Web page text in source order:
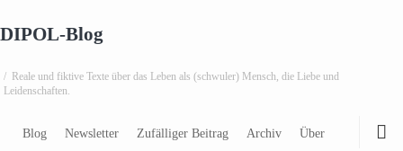
DIPOL-Blog
/
Reale und fiktive Texte über das Leben als (schwuler) Mensch, die Liebe und
Leidenschaften.
Blog Newsletter Zufälliger Beitrag Archiv Über